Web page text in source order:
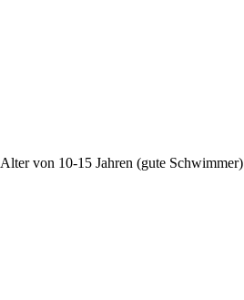
von 10-15 Jahren (gute Schwimmer)